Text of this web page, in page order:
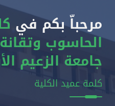
مرحباّ بكم في
الحاسوب
جامعة الزعيم
كلمة عميد الكلية